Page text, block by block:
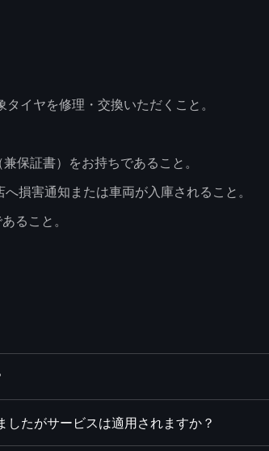
イヤを修理・交換いただくこと。
保証書）をお持ちであること。
損害通知または車両が入庫されること。
ること。
たがサービスは適用されますか？